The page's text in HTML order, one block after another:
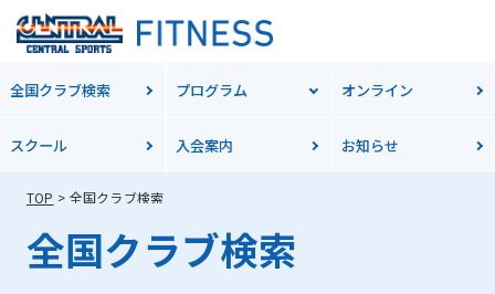
全国クラブ検索 プログラム オンライン
スクール 入会案内 お知らせ
TOP 全国クラブ検索
全国クラブ検索